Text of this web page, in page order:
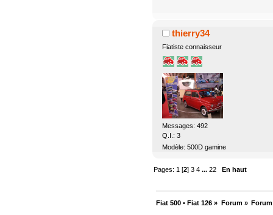
thierry34
Fiatiste connaisseur
Messages: 492
Q.I.: 3
Modèle: 500D gamine
Pages: 1 [2]3 4 ...22 En haut
Fiat 500 • Fiat 126 » Forum»